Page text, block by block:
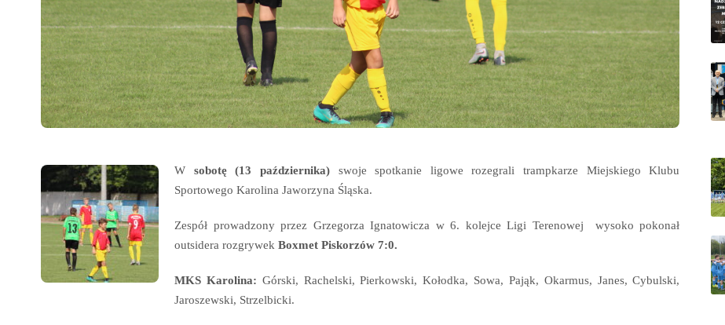
W sobotę (13 października)swoje spotkanie ligowe rozegrali trampkarze Miejskiego Klubu
Sportowego Karolina Jaworzyna Śląska.
Zespół prowadzony przez Grzegorza Ignatowicza w 6. kolejce Ligi Terenowej wysoko pokonał
outsidera rozgrywek Boxmet Piskorzów 7:0.
MKS Karolina: Górski, Rachelski, Pierkowski, Kołodka, Sowa, Pająk, Okarmus, Janes, Cybulski,
Jaroszewski, Strzelbicki.